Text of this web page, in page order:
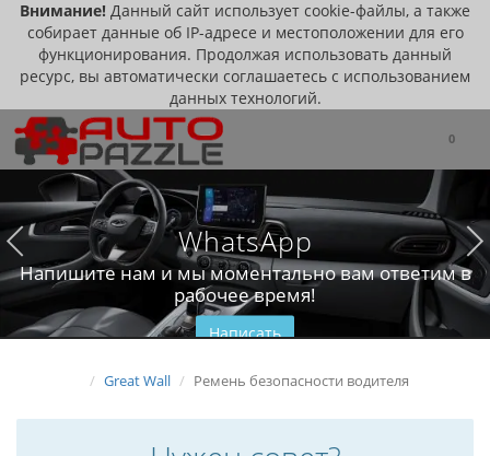
Внимание! Данный сайт использует cookie-файлы, а также
собирает данные об IP-адресе и местоположении для его
функционирования. Продолжая использовать данный
ресурс, вы автоматически соглашаетесь с использованием
данных технологий.
0
WhatsApp
Напишите нам и мы моментально вам ответим в
рабочее время!
Написать
Great Wall Ремень безопасности водителя